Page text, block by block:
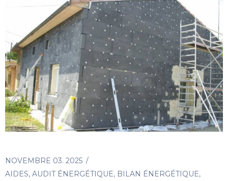
NOVEMBRE 03. 2025
AIDES, AUDIT ÉNERGÉTIQUE, BILAN ÉNERGÉTIQUE,